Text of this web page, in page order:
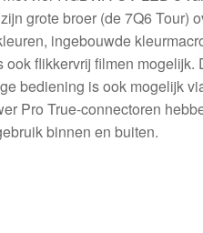
grote broer (de 7Q6 Tour)
ingebouwde
flikkervrij filmen
bediening is ook mogelijk
Pro True-connectoren
binnen en buiten.